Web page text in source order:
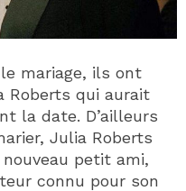
mariage, ils ont
Roberts qui aurait
la date. D’ailleurs
Julia Roberts
petit ami,
connu pour son